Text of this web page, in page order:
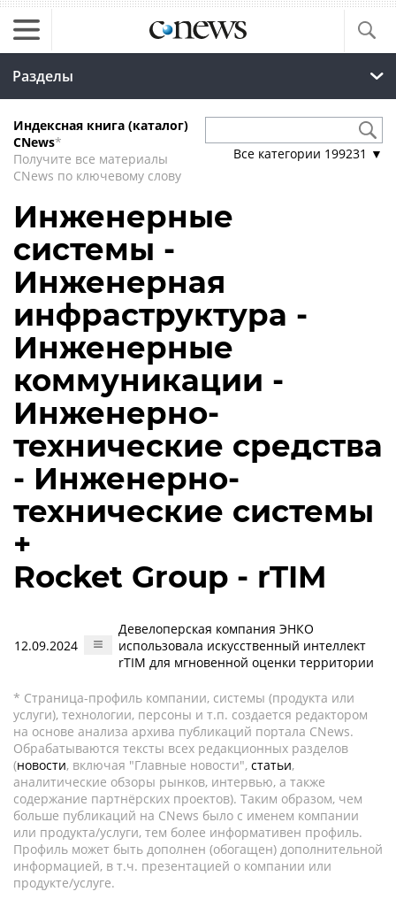
Разделы
Индексная книга (каталог)
CNews*
Получите все материалы
CNews по ключевому слову
Все категории 199231 ▼
Инженерные
системы -
Инженерная
инфраструктура -
Инженерные
коммуникации -
Инженерно-
технические средства
- Инженерно-
технические системы
+
Rocket Group - rTIM
12.09.2024
Девелоперская компания ЭНКО
использовала искусственный интеллект
rTIM для мгновенной оценки территории
* Страница-профиль компании, системы (продукта или
услуги), технологии, персоны и т.п. создается редактором
на основе анализа архива публикаций портала CNews.
Обрабатываются тексты всех редакционных разделов
(новости, включая "Главные новости", статьи,
аналитические обзоры рынков, интервью, а также
содержание партнёрских проектов). Таким образом, чем
больше публикаций на CNews было с именем компании
или продукта/услуги, тем более информативен профиль.
Профиль может быть дополнен (обогащен) дополнительной
информацией, в т.ч. презентацией о компании или
продукте/услуге.